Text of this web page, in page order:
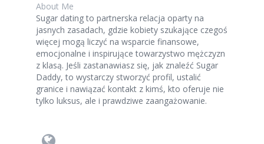
About Me
Sugar dating to partnerska relacja oparty na
jasnych zasadach, gdzie kobiety szukające czegoś
więcej mogą liczyć na wsparcie finansowe,
emocjonalne i inspirujące towarzystwo mężczyzn
z klasą. Jeśli zastanawiasz się, jak znaleźć Sugar
Daddy, to wystarczy stworzyć profil, ustalić
granice i nawiązać kontakt z kimś, kto oferuje nie
tylko luksus, ale i prawdziwe zaangażowanie.